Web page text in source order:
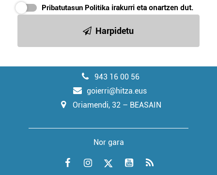
Pribatutasun Politika irakurri eta onartzen dut.
Harpidetu
943 16 00 56
goierri@hitza.eus
Oriamendi, 32 – BEASAIN
Nor gara